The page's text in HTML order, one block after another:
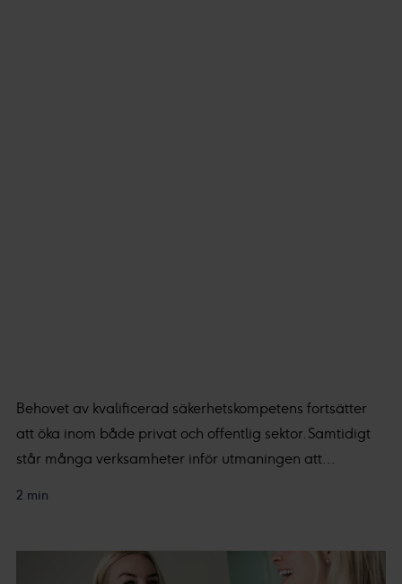
Behovet av kvalificerad säkerhetskompetens fortsätter
att öka inom både privat och offentlig sektor. Samtidigt
står många verksamheter inför utmaningen att...
2 min